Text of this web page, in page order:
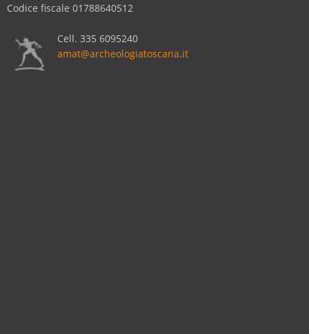
Codice fiscale 01788640512
Cell. 335 6095240
amat@archeologiatoscana.it